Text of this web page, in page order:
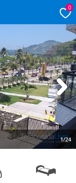
0
1/24
Next